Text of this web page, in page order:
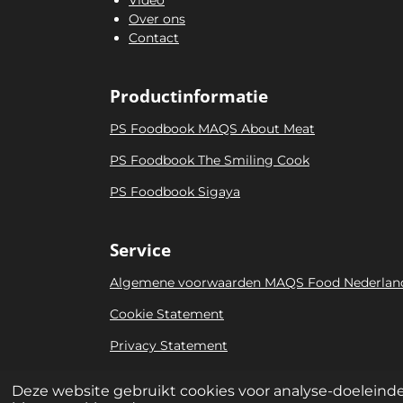
Deze website gebruikt cookies voor analyse-
Over ons
Contact
Productinformatie
PS Foodbook MAQS About Meat
PS Foodbook The Smiling Cook
PS Foodbook Sigaya
Service
Algemene voorwaarden MAQS Food
Cookie Statement
Privacy Statement
© 2020 MAQS Food Group